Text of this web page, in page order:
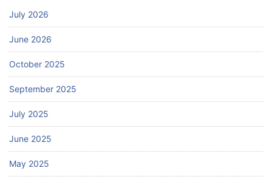
July 2026
June 2026
October 2025
September 2025
July 2025
June 2025
May 2025